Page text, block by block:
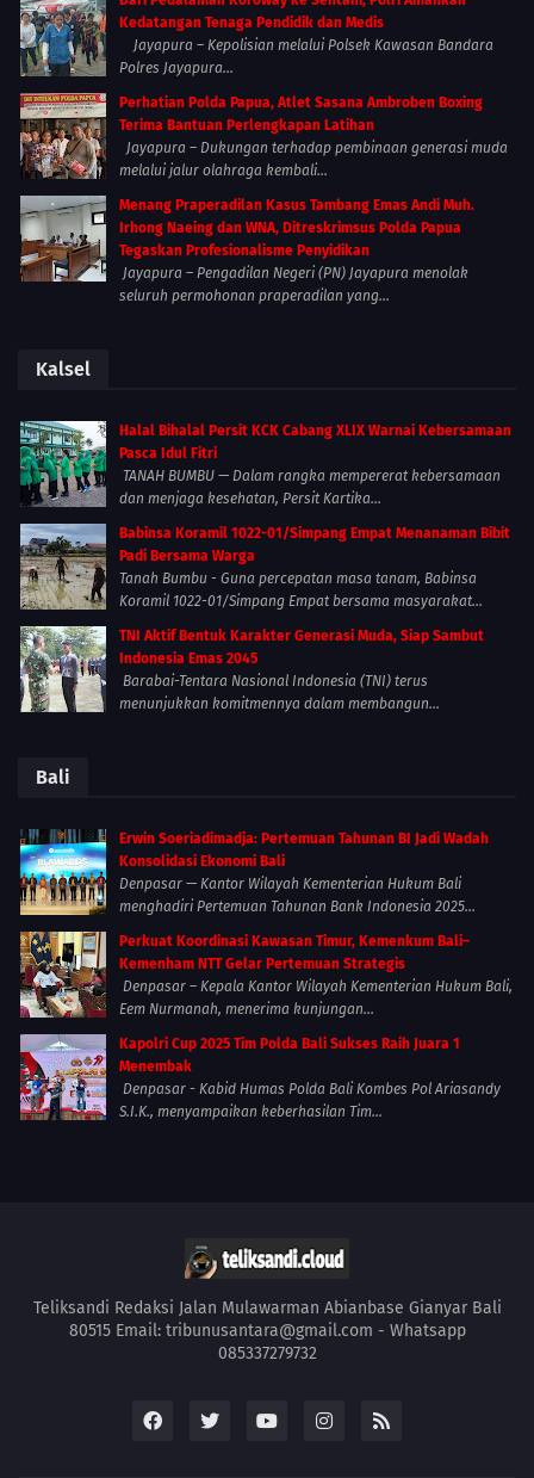
Kedatangan Tenaga Pendidik dan Medis
Jayapura – Kepolisian melalui Polsek Kawasan Bandara
Polres Jayapura...
Perhatian Polda Papua, Atlet Sasana Ambroben Boxing
Terima Bantuan Perlengkapan Latihan
Jayapura – Dukungan terhadap pembinaan generasi muda
melalui jalur olahraga kembali...
Menang Praperadilan Kasus Tambang Emas Andi Muh.
Irhong Naeing dan WNA, Ditreskrimsus Polda Papua
Tegaskan Profesionalisme Penyidikan
Jayapura – Pengadilan Negeri (PN) Jayapura menolak
seluruh permohonan praperadilan yang...
Kalsel
Halal Bihalal Persit KCK Cabang XLIX Warnai Kebersamaan
Pasca Idul Fitri
TANAH BUMBU — Dalam rangka mempererat kebersamaan
dan menjaga kesehatan, Persit Kartika...
Babinsa Koramil 1022-01/Simpang Empat Menanaman Bibit
Padi Bersama Warga
Tanah Bumbu - Guna percepatan masa tanam, Babinsa
Koramil 1022-01/Simpang Empat bersama masyarakat...
TNI Aktif Bentuk Karakter Generasi Muda, Siap Sambut
Indonesia Emas 2045
Barabai-Tentara Nasional Indonesia (TNI) terus
menunjukkan komitmennya dalam membangun...
Bali
Erwin Soeriadimadja: Pertemuan Tahunan BI Jadi Wadah
Konsolidasi Ekonomi Bali
Denpasar — Kantor Wilayah Kementerian Hukum Bali
menghadiri Pertemuan Tahunan Bank Indonesia 2025...
Perkuat Koordinasi Kawasan Timur, Kemenkum Bali–
Kemenham NTT Gelar Pertemuan Strategis
Denpasar – Kepala Kantor Wilayah Kementerian Hukum Bali,
Eem Nurmanah, menerima kunjungan...
Kapolri Cup 2025 Tim Polda Bali Sukses Raih Juara 1
Menembak
Denpasar - Kabid Humas Polda Bali Kombes Pol Ariasandy
S.I.K., menyampaikan keberhasilan Tim...
Teliksandi Redaksi Jalan Mulawarman Abianbase Gianyar Bali
80515 Email: tribunusantara@gmail.com - Whatsapp
085337279732